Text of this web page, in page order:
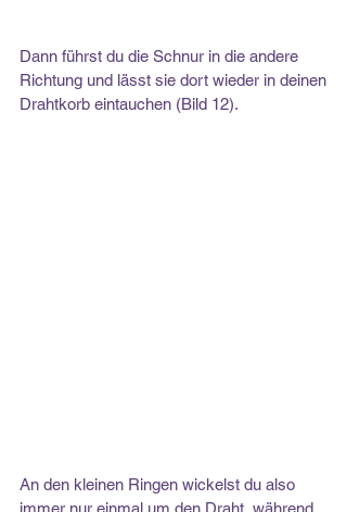
Dann führst du die Schnur in die andere
Richtung und lässt sie dort wieder in deinen
Drahtkorb eintauchen (Bild 12).
An den kleinen Ringen wickelst du also
immer nur einmal um den Draht, während